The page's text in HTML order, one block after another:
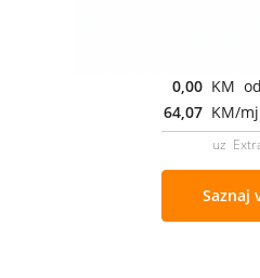
0,00 KM
64,07 KM/
uz
Saznaj